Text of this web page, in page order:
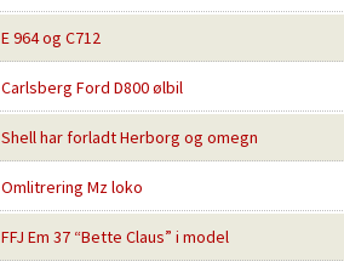
E 964 og C712
Carlsberg Ford D800 ølbil
Shell har forladt Herborg og omegn
Omlitrering Mz loko
FFJ Em 37 “Bette Claus” i model